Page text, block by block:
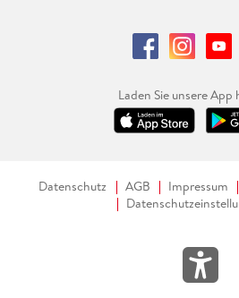
Laden Sie unsere App
Datenschutz AGB Impressum